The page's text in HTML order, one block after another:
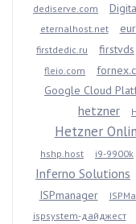
dediserve.com
eternalhost.net
firstdedic.ru
firstvds
fleio.com
Google Cloud
hetzner
Hetzner
hshp.host
i9-9900k
Inferno Solutions
ISPmanager
ispsystem-дайджест